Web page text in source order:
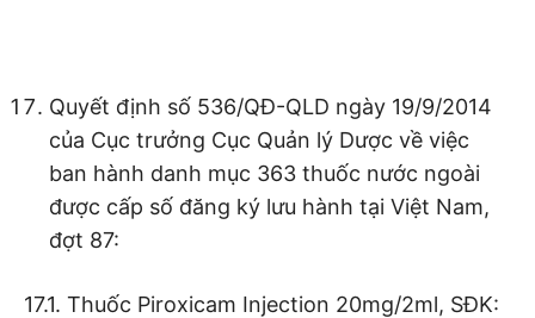
Quyết định số 536/QĐ-QLD ngày 19/9/2014
của Cục trưởng Cục Quản lý Dược về việc
ban hành danh mục 363 thuốc nước ngoài
được cấp số đăng ký lưu hành tại Việt Nam,
đợt 87:
17.1. Thuốc Piroxicam Injection 20mg/2ml, SĐK: